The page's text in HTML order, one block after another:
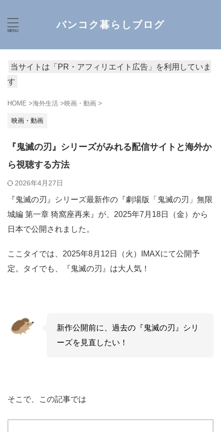
バンコク暮らしブログ
当サイトは「PR・アフィリエイト広告」を利用していま
す
HOME >海外生活 >映画・動画 >
映画・動画
『鬼滅の刃』シリーズがみれる配信サイトと海外か
ら視聴する方法
2026年4月27日
『鬼滅の刃』シリーズ最新作の『劇場版「鬼滅の刃」無限
城編 第一章 猗窩座再来』が、2025年7月18日（金）から
日本で公開されました。
ここタイでは、2025年8月12日（火）IMAXにて公開予
定。タイでも、『鬼滅の刃』は大人気！
新作公開前に、過去の『鬼滅の刃』シリ
ーズを見直したい！
そこで、この記事では